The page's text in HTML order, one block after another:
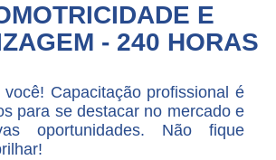
E
- 240 HORAS
Capacitação profissional é
para se destacar no mercado e
oportunidades. Não fique